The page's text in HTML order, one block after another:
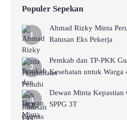
Populer Sepekan
Ahmad Rizky Minta
Ratusan Eks Pekerja
Pemkab dan TP-PKK
Kesehatan untuk Warga
Dewan Minta Kepastian
SPPG 3T